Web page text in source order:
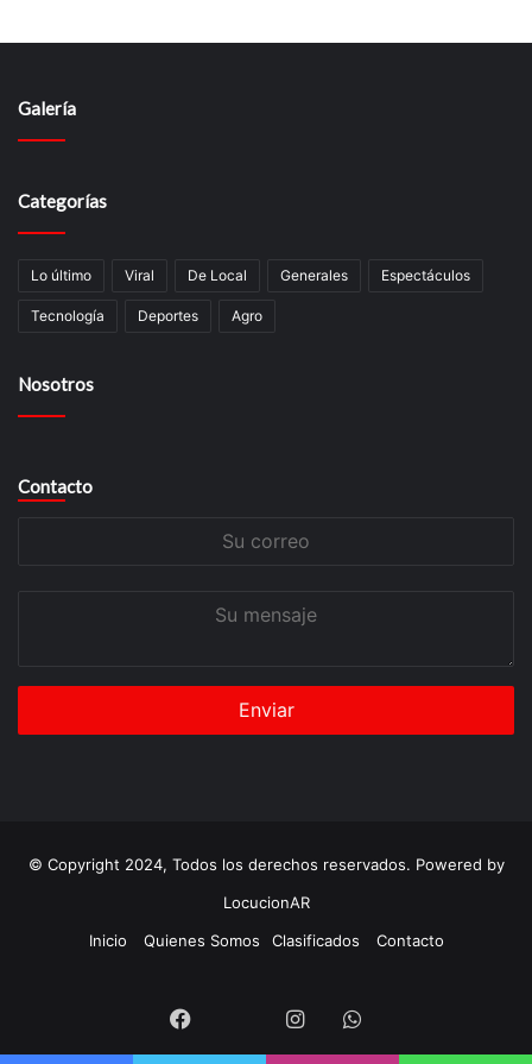
Galería
Categorías
Lo último Viral De Local Generales Espectáculos
Tecnologí­a Deportes Agro
Nosotros
Contacto
© Copyright 2024, Todos los derechos reservados. Powered by
LocucionAR
Inicio
Quienes Somos Clasificados Contacto
Facebook InstagramWhatsapp